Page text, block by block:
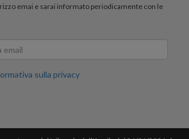
emai e sarai informato periodicamente con le
sulla privacy